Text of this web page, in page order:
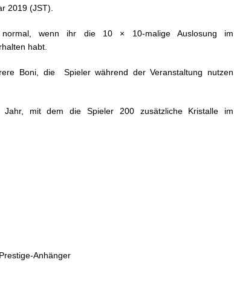
2019 (JST).
wenn ihr die 10 × 10-malige Auslosung im
habt.
Boni, die Spieler während der Veranstaltung nutzen
Jahr, mit dem die Spieler 200 zusätzliche Kristalle im
Anhänger